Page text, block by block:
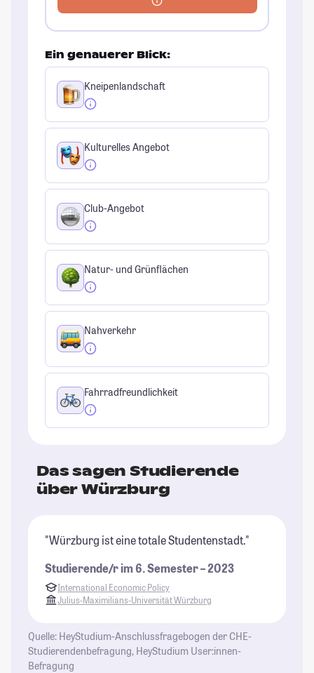
Ein genauerer Blick:
Kneipenlandschaft
Kulturelles Angebot
Club-Angebot
Natur- und Grünflächen
Nahverkehr
Fahrradfreundlichkeit
Das sagen Studierende
über Würzburg
"Würzburg ist eine totale Studentenstadt."
Studierende/r im 6. Semester – 2023
International Economic Policy
Julius-Maximilians-Universität Würzburg
Quelle: HeyStudium-Anschlussfragebogen der CHE-
Studierendenbefragung, HeyStudium User:innen-
Befragung